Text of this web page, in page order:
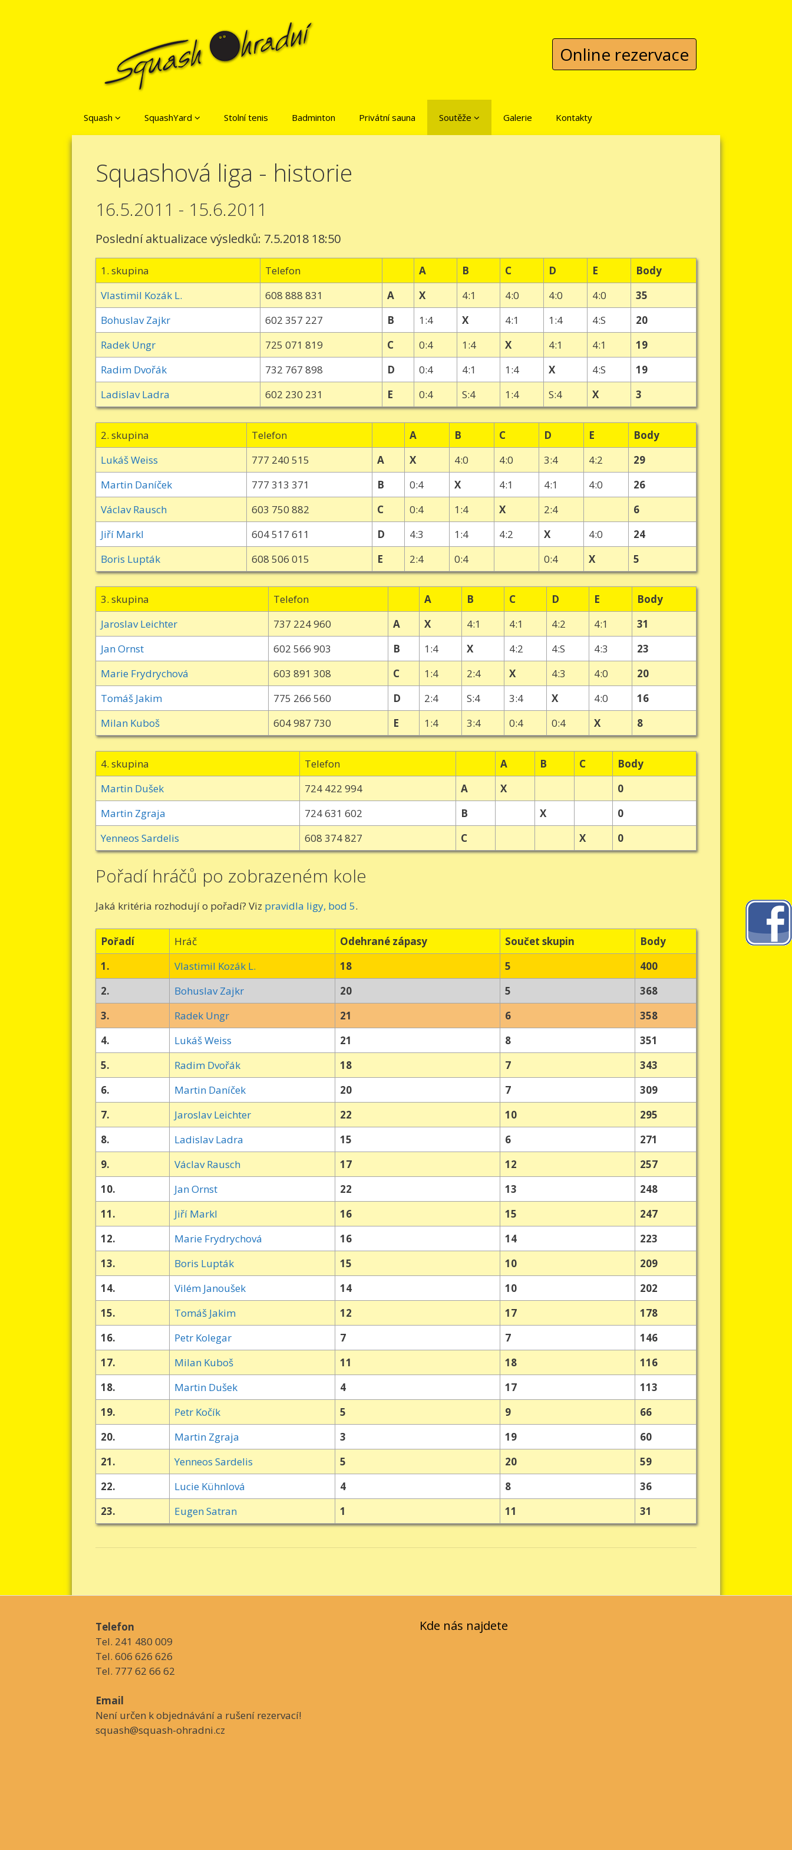
Online rezervace
Squash SquashYard Stolní tenis Badminton Privátní sauna Soutěže Galerie Kontakty
Squashová liga - historie
16.5.2011 - 15.6.2011
Poslední aktualizace výsledků: 7.5.2018 18:50
1. skupina Telefon A B C D E
Body
Vlastimil Kozák L.
608 888 831 A X 4:1 4:0 4:0 4:0
35
Bohuslav Zajkr
602 357 227 B 1:4 X 4:1 1:4 4:S
20
Radek Ungr
725 071 819 C 0:4 1:4 X 4:1 4:1
19
Radim Dvořák
732 767 898 D 0:4 4:1 1:4 X 4:S
19
Ladislav Ladra
602 230 231 E 0:4 S:4 1:4 S:4 X 3
2. skupina Telefon A B C D E
Body
Lukáš Weiss
777 240 515 A X 4:0 4:0 3:4 4:2
29
Martin Daníček
777 313 371 B 0:4 X 4:1 4:1 4:0
26
Václav Rausch
603 750 882 C 0:4 1:4 X 2:4
6
Jiří Markl
604 517 611 D 4:3 1:4 4:2 X 4:0
24
Boris Lupták
608 506 015 E 2:4 0:4 0:4 X 5
3. skupina Telefon A B C D E
Body
Jaroslav Leichter
737 224 960 A X 4:1 4:1 4:2 4:1
31
Jan Ornst
602 566 903 B 1:4 X 4:2 4:S 4:3
23
Marie Frydrychová
603 891 308 C 1:4 2:4 X 4:3 4:0
20
Tomáš Jakim
775 266 560 D 2:4 S:4 3:4 X 4:0
16
Milan Kuboš
604 987 730 E 1:4 3:4 0:4 0:4 X 8
4. skupina Telefon A B C
Body
Martin Dušek
724 422 994 A X
0
Martin Zgraja
724 631 602 B X
0
Yenneos Sardelis
608 374 827 C X 0
Pořadí hráčů po zobrazeném kole
Jaká kritéria rozhodují o pořadí? Viz pravidla ligy, bod 5.
Pořadí Hráč Odehrané zápasy Součet skupin
Body
1.
Vlastimil Kozák L. 18 5
400
2.
Bohuslav Zajkr 20 5
368
3.
Radek Ungr 21 6
358
4.
Lukáš Weiss 21 8
351
5.
Radim Dvořák 18 7
343
6.
Martin Daníček 20 7
309
7.
Jaroslav Leichter 22 10
295
8.
Ladislav Ladra 15 6
271
9.
Václav Rausch 17 12
257
10.
Jan Ornst 22 13
248
11.
Jiří Markl 16 15
247
12.
Marie Frydrychová 16 14
223
13.
Boris Lupták 15 10
209
14.
Vilém Janoušek 14 10
202
15.
Tomáš Jakim 12 17
178
16.
Petr Kolegar 7 7
146
17.
Milan Kuboš 11 18
116
18.
Martin Dušek 4 17
113
19.
Petr Kočík 5 9
66
20.
Martin Zgraja 3 19
60
21.
Yenneos Sardelis 5 20
59
22.
Lucie Kühnlová 4 8
36
23.
Eugen Satran 1 11 31
Telefon
Tel. 241 480 009
Tel. 606 626 626
Tel. 777 62 66 62
Email
Není určen k objednávání a rušení rezervací!
squash@squash-ohradni.cz
Kde nás najdete